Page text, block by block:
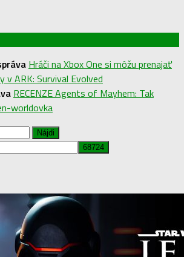
Hráči na Xbox One si môžu prenajať
v ARK: Survival Evolved
RECENZE Agents of Mayhem: Tak
worldovka